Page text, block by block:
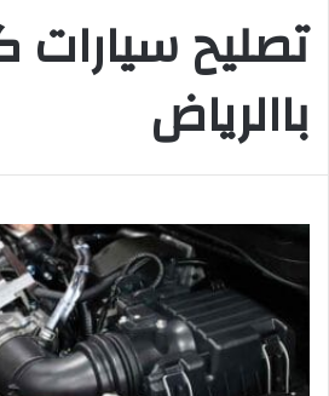
تصليح سيارات
باالرياض